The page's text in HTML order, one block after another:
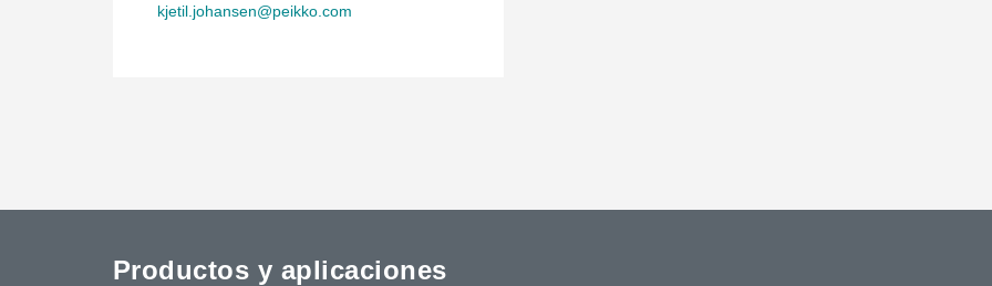
kjetil.johansen@peikko.com
Productos y aplicaciones